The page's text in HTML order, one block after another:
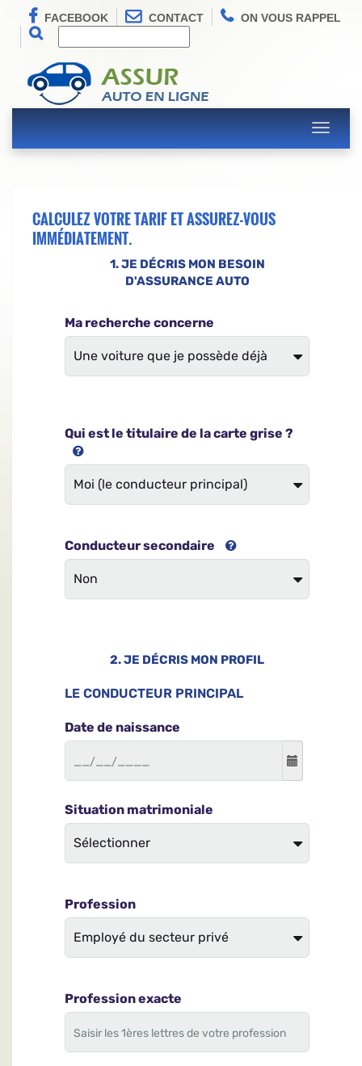
FACEBOOK CONTACT ON VOUS RAPPEL
Toggle
CALCULEZ VOTRE TARIF ET ASSUREZ-VOUS
IMMÉDIATEMENT.